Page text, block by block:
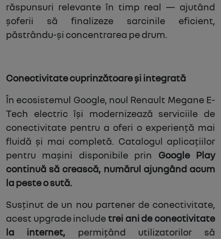
răspunsuri relevante în timp real — ajutând
șoferii să finalizeze sarcinile eficient,
păstrându-și concentrarea pe drum.
Conectivitate cuprinzătoare și integrată
În ecosistemul Google, noul Renault Megane E-
Tech electric își modernizează serviciile de
conectivitate pentru a oferi o experiență mai
fluidă și mai completă. Catalogul aplicațiilor
pentru mașini disponibile prin Google Play
continuă să crească, numărul ajungând acum
la peste o sută.
Susținut de un nou partener de conectivitate,
acest upgrade includetrei ani de conectivitate
la internet, permițând utilizatorilor să